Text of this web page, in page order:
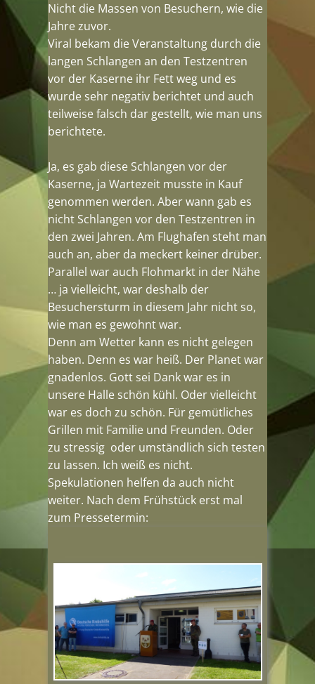
Nicht die Massen von Besuchern, wie die
Jahre zuvor.
Viral bekam die Veranstaltung durch die
langen Schlangen an den Testzentren
vor der Kaserne ihr Fett weg und es
wurde sehr negativ berichtet und auch
teilweise falsch dar gestellt, wie man uns
berichtete.
Ja, es gab diese Schlangen vor der
Kaserne, ja Wartezeit musste in Kauf
genommen werden. Aber wann gab es
nicht Schlangen vor den Testzentren in
den zwei Jahren. Am Flughafen steht man
auch an, aber da meckert keiner drüber.
Parallel war auch Flohmarkt in der Nähe
… ja vielleicht, war deshalb der
Besuchersturm in diesem Jahr nicht so,
wie man es gewohnt war.
Denn am Wetter kann es nicht gelegen
haben. Denn es war heiß. Der Planet war
gnadenlos. Gott sei Dank war es in
unsere Halle schön kühl. Oder vielleicht
war es doch zu schön. Für gemütliches
Grillen mit Familie und Freunden. Oder
zu stressig oder umständlich sich testen
zu lassen. Ich weiß es nicht.
Spekulationen helfen da auch nicht
weiter. Nach dem Frühstück erst mal
zum Pressetermin: